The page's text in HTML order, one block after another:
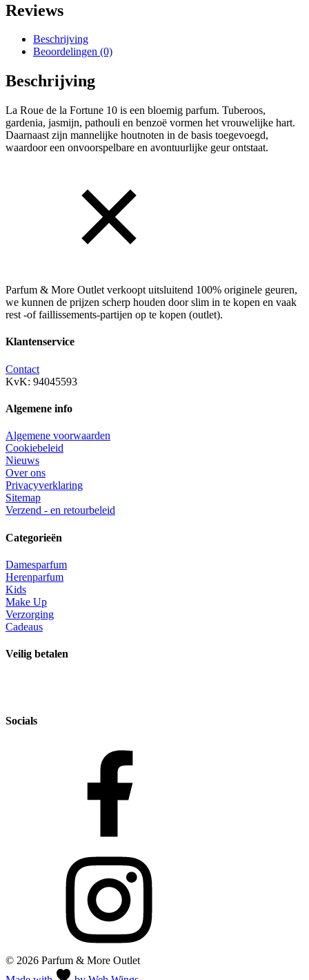
Reviews
Beschrijving
Beoordelingen (0)
Beschrijving
La Roue de la Fortune 10 is een bloemig parfum. Tuberoos,
gardenia, jasmijn, pathouli en benzoë vormen het vrouwelijke hart.
Daarnaast zijn mannelijke houtnoten in de basis toegevoegd,
waardoor een onvoorspelbare en avontuurlijke geur ontstaat.
Parfum & More Outlet verkoopt uitsluitend 100% originele geuren,
we kunnen de prijzen scherp houden door slim in te kopen en vaak
rest -of faillissements-partijen op te kopen (outlet).
Klantenservice
Contact
KvK: 94045593
Algemene info
Algemene voorwaarden
Cookiebeleid
Nieuws
Over ons
Privacyverklaring
Sitemap
Verzend - en retourbeleid
Categorieën
Damesparfum
Herenparfum
Kids
Make Up
Verzorging
Cadeaus
Veilig betalen
Socials
© 2026 Parfum & More Outlet